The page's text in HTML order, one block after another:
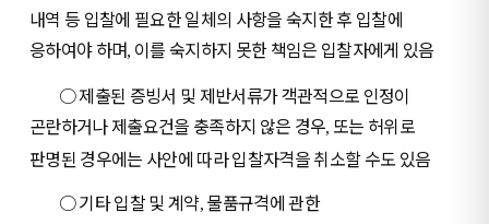
내역 등 입찰에 필요한 일체의 사항을 숙지한 후 입찰에
응하여야 하며, 이를 숙지하지 못한 책임은 입찰자에게 있음
○제출된 증빙서 및 제반서류가 객관적으로 인정이
곤란하거나 제출요건을 충족하지 않은 경우, 또는 허위로
판명된 경우에는 사안에 따라 입찰자격을 취소할 수도 있음
○기타 입찰 및 계약, 물품규격에 관한